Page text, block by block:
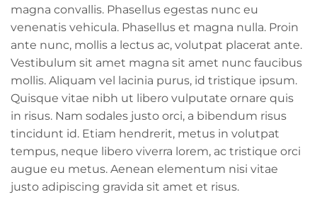
magna convallis. Phasellus egestas nunc eu
venenatis vehicula. Phasellus et magna nulla. Proin
ante nunc, mollis a lectus ac, volutpat placerat ante.
Vestibulum sit amet magna sit amet nunc faucibus
mollis. Aliquam vel lacinia purus, id tristique ipsum.
Quisque vitae nibh ut libero vulputate ornare quis
in risus. Nam sodales justo orci, a bibendum risus
tincidunt id. Etiam hendrerit, metus in volutpat
tempus, neque libero viverra lorem, ac tristique orci
augue eu metus. Aenean elementum nisi vitae
justo adipiscing gravida sit amet et risus.